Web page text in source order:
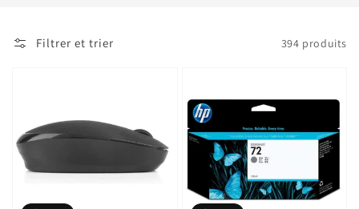
Filtrer et trier 394 produits